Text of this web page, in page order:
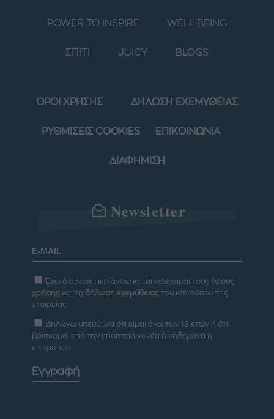
POWER TO INSPIRE WELL BEING
ΣΠΙΤΙ JUICY BLOGS
ΟΡΟΙ ΧΡΗΣΗΣ ΔΗΛΩΣΗ ΕΧΕΜΥΘΕΙΑΣ
ΡΥΘΜΙΣΕΙΣ COOKIES ΕΠΙΚΟΙΝΩΝΙΑ
ΔΙΑΦΗΜΙΣΗ
Newsletter
Έχω διαβάσει, κατανοώ και αποδέχομαι τους όρους
χρήσης και τη δήλωση εχεμύθειας του ιστοτόπου της
εταιρείας
Δηλώνω υπεύθυνα ότι είμαι άνω των 18 ετών ή ότι
βρίσκομαι υπό την εποπτεία γονέα ή κηδεμόνα ή
επιτρόπου
Εγγραφή